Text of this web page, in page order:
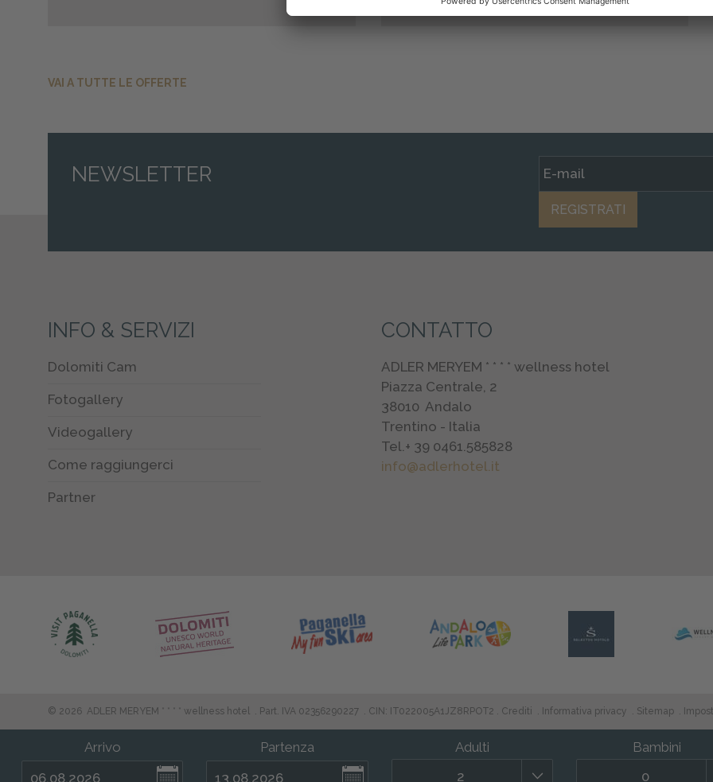
Arrivo Partenza
Adulti
2
Bambini
0
VAI A TUTTE LE OFFERTE
NEWSLETTER
REGISTRATI
INFO & SERVIZI
Dolomiti Cam
Fotogallery
Videogallery
Come raggiungerci
Partner
CONTATTO
ADLER MERYEM * * * * wellness hotel
Piazza Centrale, 2
38010 Andalo
Trentino - Italia
Tel. + 39 0461.585828
info@adlerhotel.it
© 2026 ADLER MERYEM * * * * wellness hotel Part. IVA 02356290227 CIN: IT022005A1JZ8RPOT2 Crediti Informativa privacy Sitemap